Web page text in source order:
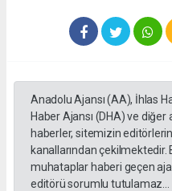
Anadolu Ajansı (AA), İhlas
Haber Ajansı (DHA) ve
haberler, sitemizin
kanallarından
muhataplar haberi geçen
editörü sorumlu tutulamaz...